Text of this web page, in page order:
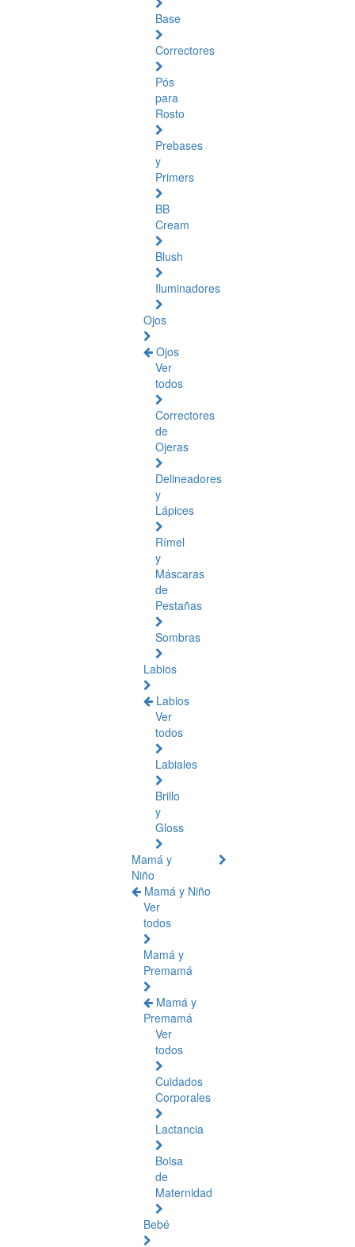
Base
Correctores
Pós
para
Rosto
Prebases
y
Primers
BB
Cream
Blush
Iluminadores
Ojos
Ojos
Ver
todos
Correctores
de
Ojeras
Delineadores
y
Lápices
Rímel
y
Máscaras
de
Pestañas
Sombras
Labios
Labios
Ver
todos
Labiales
Brillo
y
Gloss
Mamá y
Niño
Mamá y Niño
Ver
todos
Mamá y
Premamá
Mamá y
Premamá
Ver
todos
Cuidados
Corporales
Lactancia
Bolsa
de
Maternidad
Bebé